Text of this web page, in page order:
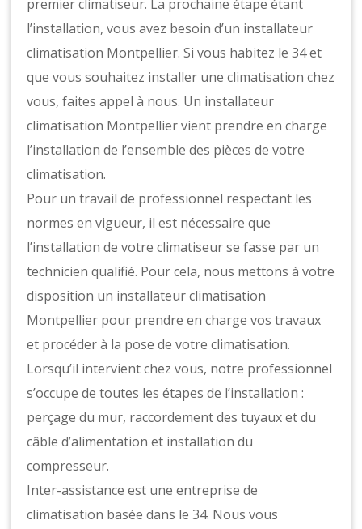
premier climatiseur. La prochaine étape étant
l’installation, vous avez besoin d’un installateur
climatisation Montpellier. Si vous habitez le 34 et
que vous souhaitez installer une climatisation chez
vous, faites appel à nous. Un installateur
climatisation Montpellier vient prendre en charge
l’installation de l’ensemble des pièces de votre
climatisation.
Pour un travail de professionnel respectant les
normes en vigueur, il est nécessaire que
l’installation de votre climatiseur se fasse par un
technicien qualifié. Pour cela, nous mettons à votre
disposition un installateur climatisation
Montpellier pour prendre en charge vos travaux
et procéder à la pose de votre climatisation.
Lorsqu’il intervient chez vous, notre professionnel
s’occupe de toutes les étapes de l’installation :
perçage du mur, raccordement des tuyaux et du
câble d’alimentation et installation du
compresseur.
Inter-assistance est une entreprise de
climatisation basée dans le 34. Nous vous